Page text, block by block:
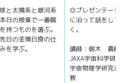
と太陽系と銀河系
本日の授業で一番興
持つものを選ぶ。
先日の金環日食の仕
を学ぶ。
◎プレゼンテーシ
に沿って話をして
く。
講師：朝木 義晴
JAXA宇宙科学研
宇宙物理学研究
教